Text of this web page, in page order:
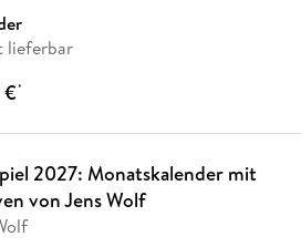
lieferbar
€*
2027: Monatskalender mit
von Jens Wolf